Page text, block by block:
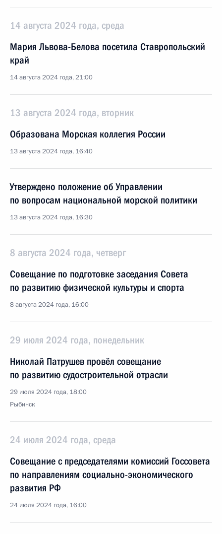
14 августа 2024 года, среда
Мария Львова-Белова посетила Ставропольский
край
14 августа 2024 года, 21:00
13 августа 2024 года, вторник
Образована Морская коллегия России
13 августа 2024 года, 16:40
Утверждено положение об Управлении
по вопросам национальной морской политики
13 августа 2024 года, 16:30
8 августа 2024 года, четверг
Совещание по подготовке заседания Совета
по развитию физической культуры и спорта
8 августа 2024 года, 16:00
29 июля 2024 года, понедельник
Николай Патрушев провёл совещание
по развитию судостроительной отрасли
29 июля 2024 года, 18:00
Рыбинск
24 июля 2024 года, среда
Совещание с председателями комиссий Госсовета
по направлениям социально-экономического
развития РФ
24 июля 2024 года, 16:00